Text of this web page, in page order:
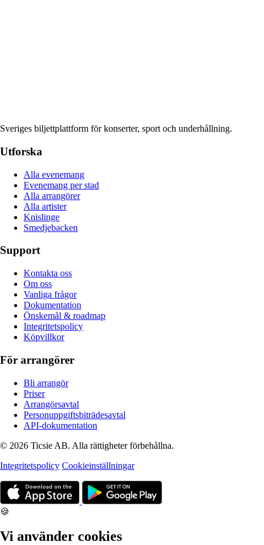
Sveriges biljettplattform för konserter, sport och underhållning.
Utforska
Alla evenemang
Evenemang per stad
Alla arrangörer
Alla artister
Knislinge
Smedjebacken
Support
Kontakta oss
Om oss
Vanliga frågor
Dokumentation
Önskemål & roadmap
Integritetspolicy
Köpvillkor
För arrangörer
Bli arrangör
Priser
Arrangörsavtal
Personuppgiftsbiträdesavtal
API-dokumentation
© 2026 Ticsie AB. Alla rättigheter förbehållna.
Integritetspolicy Cookieinställningar
🍪
Vi använder cookies